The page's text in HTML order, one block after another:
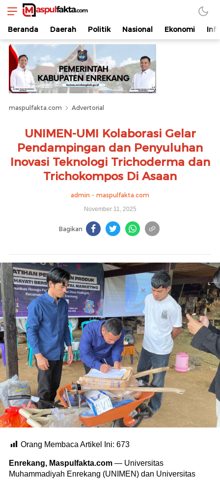
maspulfakta.com
Lokal Mendunia
Beranda Daerah Politik Nasional Ekonomi
maspulfakta.com Advertorial
UNIMEN-UMI Kolaborasi Gelar
Pendampingan dan Penyuluhan
Inovasi Teknologi Trichoderma dan
Trichokompos Di Asaan
admin - maspulfakta.com
November 11, 2025
Bagikan
Orang Membaca Artikel Ini: 673
Enrekang, Maspulfakta.com — Universitas
Muhammadiyah Enrekang (UNIMEN) dan Universitas